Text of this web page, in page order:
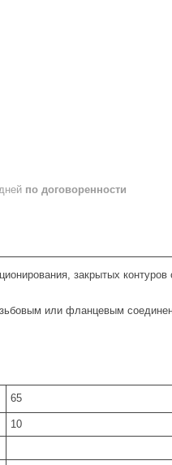
по договоренности
закрытых
или фланцевым
65
10